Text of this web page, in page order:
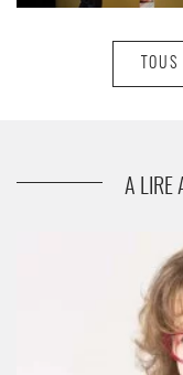
A LIRE
Les Affaires sont les
Célestins – Théâtre